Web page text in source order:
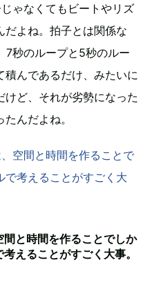
ゃなくてもビートやリズ
だよね。拍子とは関係な
7秒のループと5秒のルー
積んであるだけ、みたいに
ど、それが劣勢になった
んだよね。
空間と時間を作ることで
で考えることがすごく大
と時間を作ることでしか
えることがすごく大事。